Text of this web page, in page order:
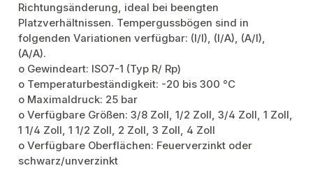
Richtungsänderung, ideal bei beengten
Platzverhältnissen. Tempergussbögen sind in
folgenden Variationen verfügbar: (I/I), (I/A), (A/I),
(A/A).
o Gewindeart: ISO7-1 (Typ R/ Rp)
o Temperaturbeständigkeit: -20 bis 300 °C
o Maximaldruck: 25 bar
o Verfügbare Größen: 3/8 Zoll, 1/2 Zoll, 3/4 Zoll, 1 Zoll,
1 1/4 Zoll, 1 1/2 Zoll, 2 Zoll, 3 Zoll, 4 Zoll
o Verfügbare Oberflächen: Feuerverzinkt oder
schwarz/unverzinkt